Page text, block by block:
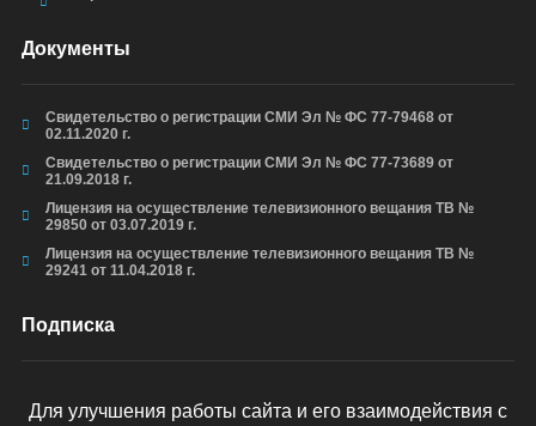
Документы
Свидетельство о регистрации СМИ Эл № ФС 77-79468 от
02.11.2020 г.
Свидетельство о регистрации СМИ Эл № ФС 77-73689 от
21.09.2018 г.
Лицензия на осуществление телевизионного вещания ТВ №
29850 от 03.07.2019 г.
Лицензия на осуществление телевизионного вещания ТВ №
29241 от 11.04.2018 г.
Подписка
Для улучшения работы сайта и его взаимодействия с